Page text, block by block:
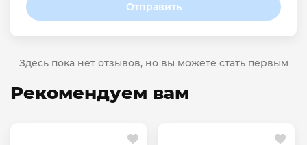
Отправить
Здесь пока нет отзывов, но вы можете стать первым
Рекомендуем вам